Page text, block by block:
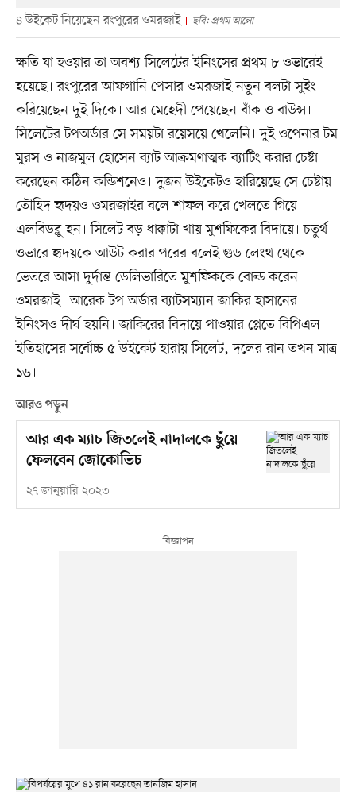
৪ উইকেট নিয়েছেন রংপুরের ওমরজাই ছবি: প্রথম আলো
ক্ষতি যা হওয়ার তা অবশ্য সিলেটের ইনিংসের প্রথম ৮ ওভারেই
হয়েছে। রংপুরের আফগানি পেসার ওমরজাই নতুন বলটা সুইং
করিয়েছেন দুই দিকে। আর মেহেদী পেয়েছেন বাঁক ও বাউন্স।
সিলেটের টপঅর্ডার সে সময়টা রয়েসয়ে খেলেনি। দুই ওপেনার টম
মুরস ও নাজমুল হোসেন ব্যাট আক্রমণাত্মক ব্যাটিং করার চেষ্টা
করেছেন কঠিন কন্ডিশনেও। দুজন উইকেটও হারিয়েছে সে চেষ্টায়।
তৌহিদ হৃদয়ও ওমরজাইর বলে শাফল করে খেলতে গিয়ে
এলবিডব্লু হন। সিলেট বড় ধাক্কাটা খায় মুশফিকের বিদায়ে। চতুর্থ
ওভারে হৃদয়কে আউট করার পরের বলেই গুড লেংথ থেকে
ভেতরে আসা দুর্দান্ত ডেলিভারিতে মুশফিককে বোল্ড করেন
ওমরজাই। আরেক টপ অর্ডার ব্যাটসম্যান জাকির হাসানের
ইনিংসও দীর্ঘ হয়নি। জাকিরের বিদায়ে পাওয়ার প্লেতে বিপিএল
ইতিহাসের সর্বোচ্চ ৫ উইকেট হারায় সিলেট, দলের রান তখন মাত্র
১৬।
আরও পড়ুন
আর এক ম্যাচ জিতলেই নাদালকে ছুঁয়ে
ফেলবেন জোকোভিচ
২৭ জানুয়ারি ২০২৩